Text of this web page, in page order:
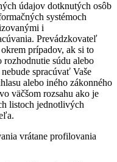
údajov dotknutých osôb
systémoch
i
Prevádzkovateľ
prípadov, ak si to
súdu alebo
spracúvať Vaše
alebo iného zákonného
väčšom rozsahu ako je
listoch jednotlivých
vrátane profilovania